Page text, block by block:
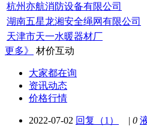
杭州亦航消防设备有限公司
湖南五星龙湘安全绳网有限公司
天津市天一水暖器材厂
更多》
材价互动
大家都在询
资讯动态
价格行情
2022-07-02 回复（1） | 0